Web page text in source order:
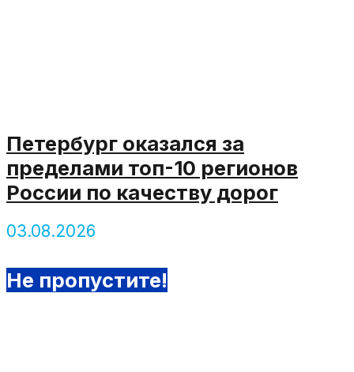
Петербург оказался за
пределами топ-10 регионов
России по качеству дорог
03.08.2026
Не пропустите!